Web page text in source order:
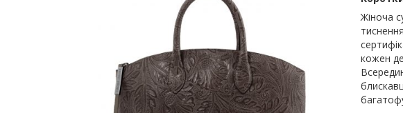
Жіноча
кожен